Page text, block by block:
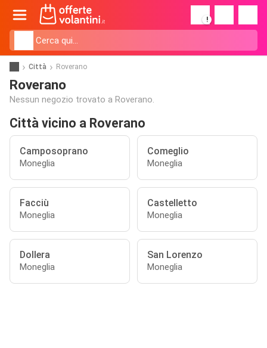
!
Città Roverano
Roverano
Nessun negozio trovato a Roverano.
Città vicino a Roverano
Camposoprano
Moneglia
Comeglio
Moneglia
Facciù
Moneglia
Castelletto
Moneglia
Dollera
Moneglia
San Lorenzo
Moneglia